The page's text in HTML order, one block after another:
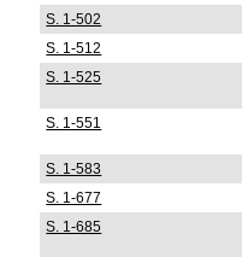
S. 1-502
S. 1-512
S. 1-525
S. 1-551
S. 1-583
S. 1-677
S. 1-685